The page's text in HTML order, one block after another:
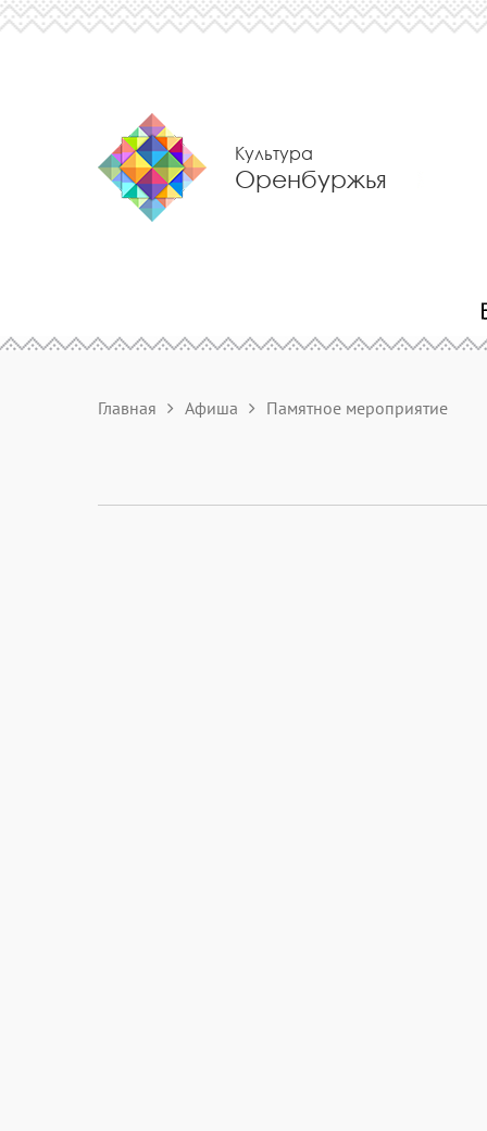
Культура
Оренбуржья
Главная Афиша Памятное мероприятие